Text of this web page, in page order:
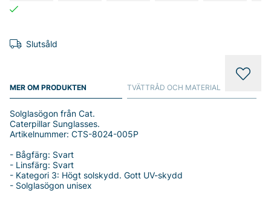
Slutsåld
MER OM PRODUKTEN
Solglasögon från Cat.
Caterpillar Sunglasses.
Artikelnummer: CTS-8024-005P
- Bågfärg: Svart
- Linsfärg: Svart
- Kategori 3: Högt solskydd. Gott UV-skydd
- Solglasögon unisex
TVÄTTRÅD OCH MATERIAL